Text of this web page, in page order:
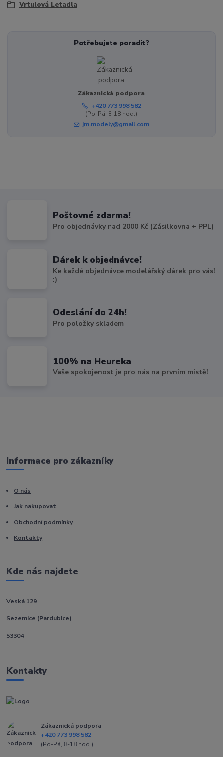
Vrtulová Letadla
Potřebujete poradit?
Zákaznická podpora
+420 773 998 582
(Po-Pá, 8-18 hod.)
jm.modely@gmail.com
Poštovné zdarma!
Pro objednávky nad 2000 Kč (Zásilkovna + PPL)
Dárek k objednávce!
Ke každé objednávce modelářský dárek pro vás!
:)
Odeslání do 24h!
Pro položky skladem
100% na Heureka
Vaše spokojenost je pro nás na prvním místě!
Informace pro zákazníky
O nás
Jak nakupovat
Obchodní podmínky
Kontakty
Kde nás najdete
Veská 129
Sezemice (Pardubice)
53304
Kontakty
Zákaznická podpora
+420 773 998 582
(Po-Pá, 8-18 hod.)